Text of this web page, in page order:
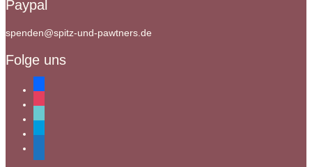
Paypal
spenden@spitz-und-pawtners.de
Folge uns